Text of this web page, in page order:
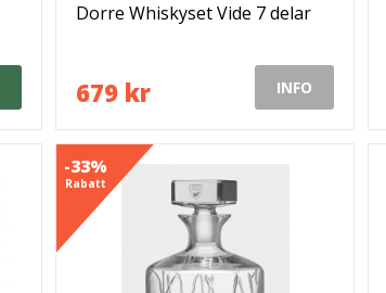
Dorre Whiskyset Vide 7 delar
679 kr INFO
-33%
Rabatt